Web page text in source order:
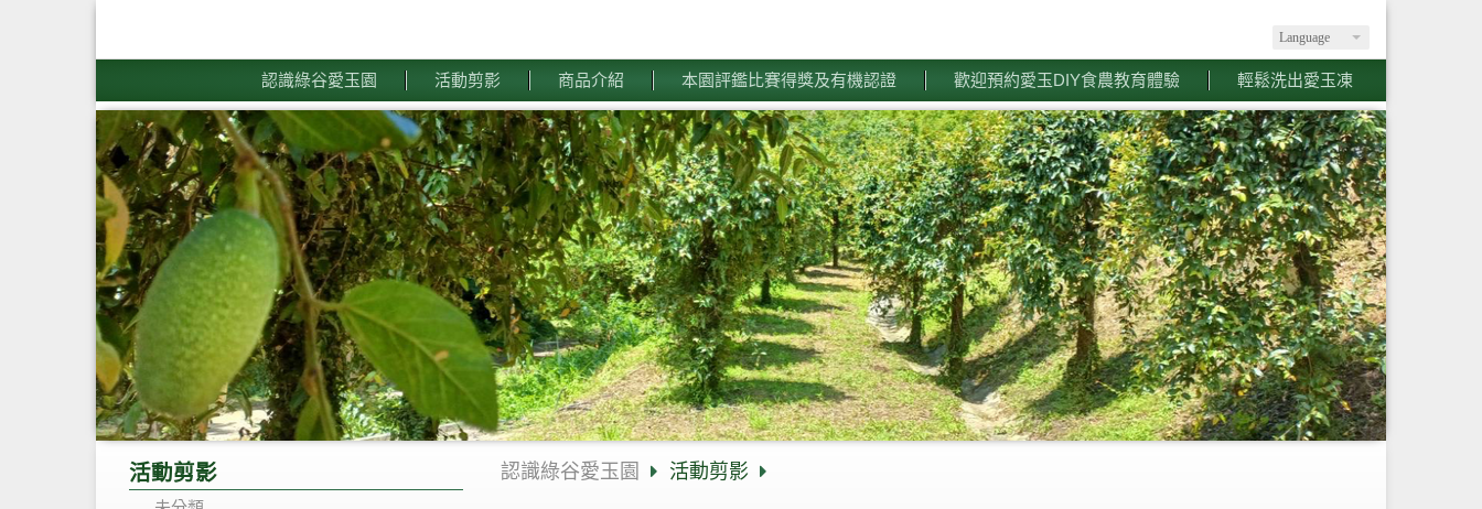
Language
認識綠谷愛玉園 活動剪影 商品介紹 本園評鑑比賽得獎及有機認證 歡迎預約愛玉DIY食農教育體驗 輕鬆洗出愛玉凍
活動剪影 認識綠谷愛玉園 活動剪影